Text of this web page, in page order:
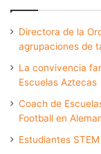
Directora de la
agrupaciones de
La convivencia
Escuelas Aztecas
Coach de
Football en
Estudiantes